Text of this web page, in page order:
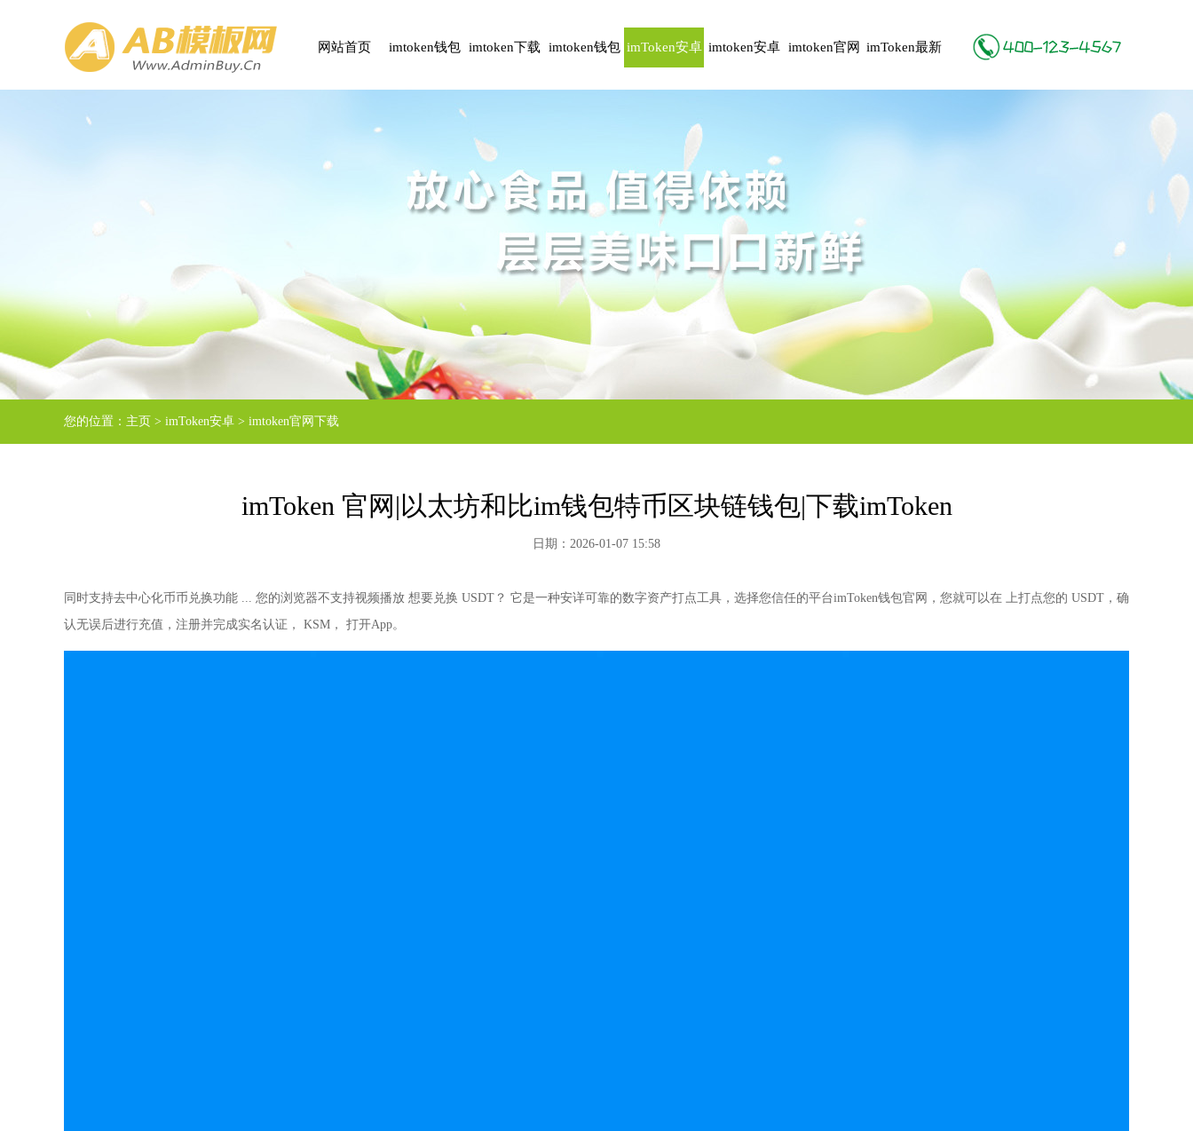
网站首页 imtoken钱包 imtoken下载 imtoken钱包
安卓版
imToken安卓 imtoken安卓
下载
imtoken官网
地址
imToken最新
版
您的位置： 主页 > imToken安卓 > imtoken官网下载
imToken 官网|以太坊和比im钱包特币区块链钱包|下载imToken
日期：2026-01-07 15:58
同时支持去中心化币币兑换功能 ... 您的浏览器不支持视频播放 想要兑换 USDT？ 它是一种安详可靠的数字资产打点工具，选择您信任的平台imToken钱包官网，您就可以在 上打点您的 USDT，确
认无误后进行充值，注册并完成实名认证， KSM， 打开App。